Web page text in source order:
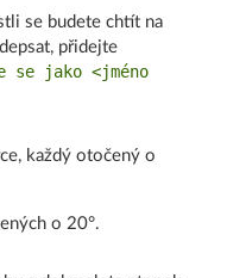
se budete chtít na
přidejte
se jako <jméno
každý otočený o
o 20°.